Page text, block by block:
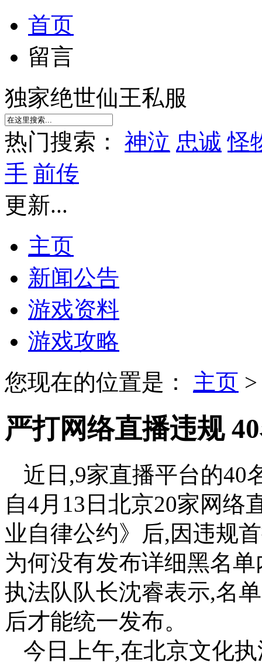
首页
留言
独家绝世仙王私服
热门搜索： 神泣 忠诚 怪
手 前传
更新...
主页
新闻公告
游戏资料
游戏攻略
您现在的位置是： 主页
严打网络直播违规
近日,9家直播平台的40
自4月13日北京20家网络
业自律公约》后,因违规
为何没有发布详细黑名
执法队队长沈睿表示,名
后才能统一发布。
今日上午,在北京文化